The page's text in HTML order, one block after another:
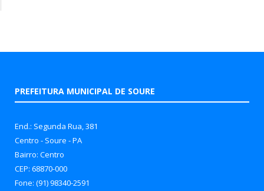
PREFEITURA MUNICIPAL DE SOURE
End.: Segunda Rua, 381
Centro - Soure - PA
Bairro: Centro
CEP: 68870-000
Fone: (91) 98340-2591